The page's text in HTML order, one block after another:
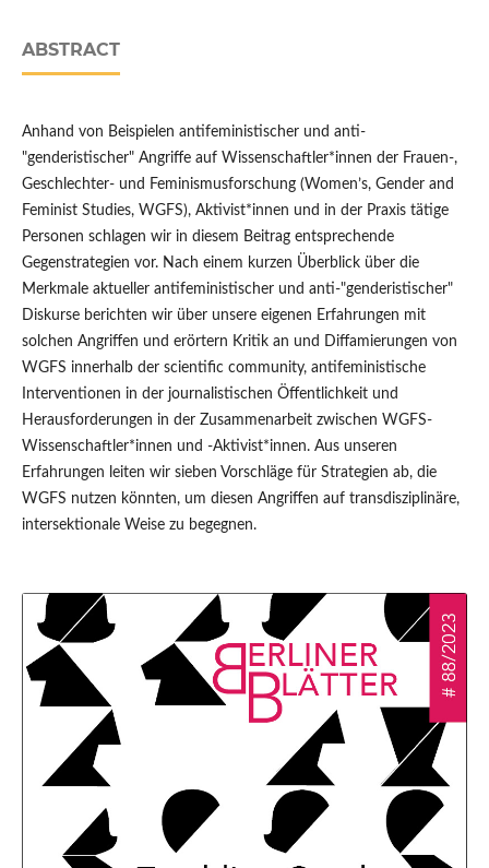
ABSTRACT
Anhand von Beispielen antifeministischer und anti-
"genderistischer" Angriffe auf Wissenschaftler*innen der Frauen-,
Geschlechter- und Feminismusforschung (Women’s, Gender and
Feminist Studies, WGFS), Aktivist*innen und in der Praxis tätige
Personen schlagen wir in diesem Beitrag entsprechende
Gegenstrategien vor. Nach einem kurzen Überblick über die
Merkmale aktueller antifeministischer und anti-"genderistischer"
Diskurse berichten wir über unsere eigenen Erfahrungen mit
solchen Angriffen und erörtern Kritik an und Diffamierungen von
WGFS innerhalb der scientific community, antifeministische
Interventionen in der journalistischen Öffentlichkeit und
Herausforderungen in der Zusammenarbeit zwischen WGFS-
Wissenschaftler*innen und -Aktivist*innen. Aus unseren
Erfahrungen leiten wir sieben Vorschläge für Strategien ab, die
WGFS nutzen könnten, um diesen Angriffen auf transdisziplinäre,
intersektionale Weise zu begegnen.